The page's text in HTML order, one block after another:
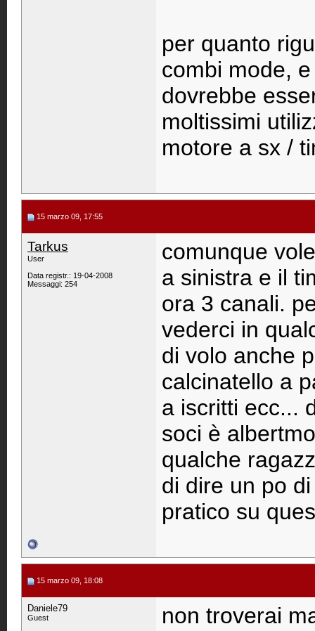
per quanto
combi mode,
dovrebbe
moltissimi
motore a sx /
15 marzo 09, 17:55
Tarkus
User
Data registr.: 19-04-2008
Messaggi: 254
comunque
a sinistra e il
ora 3 canali.
vederci in
di volo anche
calcinatello a
a iscritti ecc...
soci è
qualche
di dire un po
pratico su
15 marzo 09, 18:08
Daniele79
Guest
non troverai